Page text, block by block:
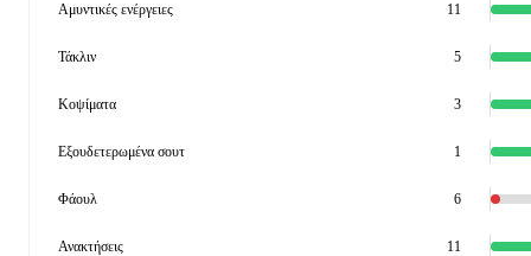
Αμυντικές ενέργειες 11
Τάκλιν 5
Κοψίματα 3
Εξουδετερωμένα σουτ 1
Φάουλ 6
Ανακτήσεις 11